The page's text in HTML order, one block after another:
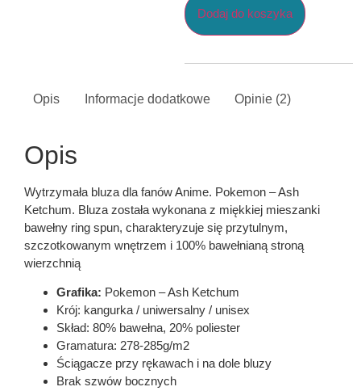
Dodaj do koszyka
Opis Informacje dodatkowe Opinie (2)
Opis
Wytrzymała bluza dla fanów Anime. Pokemon – Ash
Ketchum. Bluza została wykonana z miękkiej mieszanki
bawełny ring spun, charakteryzuje się przytulnym,
szczotkowanym wnętrzem i 100% bawełnianą stroną
wierzchnią
Grafika: Pokemon – Ash Ketchum
Krój: kangurka / uniwersalny / unisex
Skład: 80% bawełna, 20% poliester
Gramatura: 278-285g/m2
Ściągacze przy rękawach i na dole bluzy
Brak szwów bocznych